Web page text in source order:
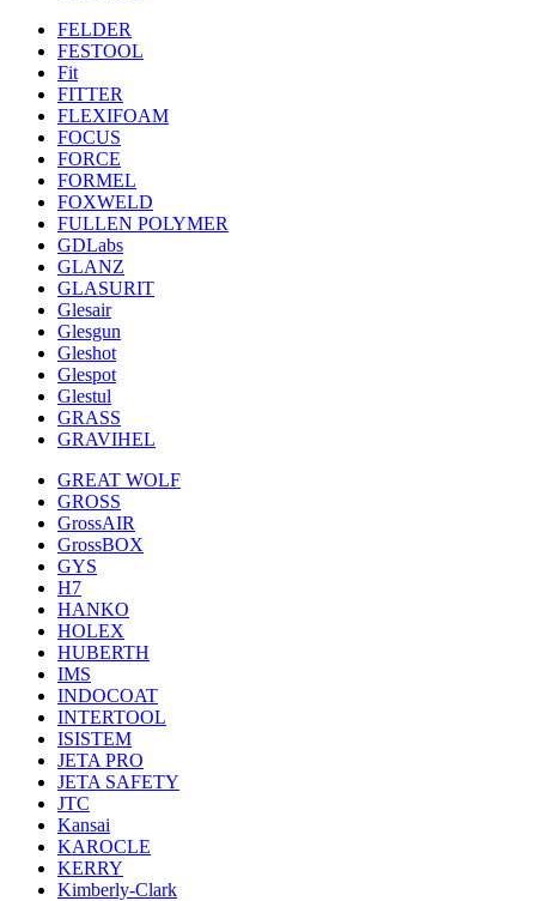
FELDER
FESTOOL
Fit
FITTER
FLEXIFOAM
FOCUS
FORCE
FORMEL
FOXWELD
FULLEN POLYMER
GDLabs
GLANZ
GLASURIT
Glesair
Glesgun
Gleshot
Glespot
Glestul
GRASS
GRAVIHEL
GREAT WOLF
GROSS
GrossAIR
GrossBOX
GYS
H7
HANKO
HOLEX
HUBERTH
IMS
INDOCOAT
INTERTOOL
ISISTEM
JETA PRO
JETA SAFETY
JTC
Kansai
KAROCLE
KERRY
Kimberly-Clark